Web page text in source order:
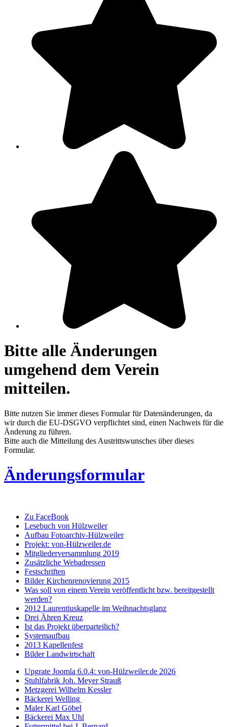
Bitte alle Änderungen
umgehend dem Verein
mitteilen.
Bitte nutzen Sie immer dieses Formular für Datenänderungen, da
wir durch die EU-DSGVO verpflichtet sind, einen Nachweis für die
Änderung zu führen.
Bitte auch die Mitteilung des Austrittswunsches über dieses
Formular.
Änderungsformular
Zu FaceBook
Lesebuch von Hülzweiler
Aufbau Fotoarchiv-Hülzweiler
Projekt: von-Hülzweiler.de
Mitgliederversammlung 2019
Zusätzliche Webadressen
Festschriften
Bilder Kirchenrenovierung 2015
Was soll von einem Verein veröffentlicht bzw. bereitgestellt
werden?
2012 Laurentiuskapelle im Weihnachtsglanz
Drei Ähren Kreuz
Ist das Projekt überparteilich?
Systemaufbau
2013 Kapellenfest
Bilder Landwirtschaft
Upgrate Joomla 6.0.4: von-Hülzweiler.de 2026
Stuhlfabrik Joh. Meyer Strauß
Metzgerei Wilhelm Kessler
Bäckerei Welling
Maler Karl Göbel
Bäckerei Max Uhl